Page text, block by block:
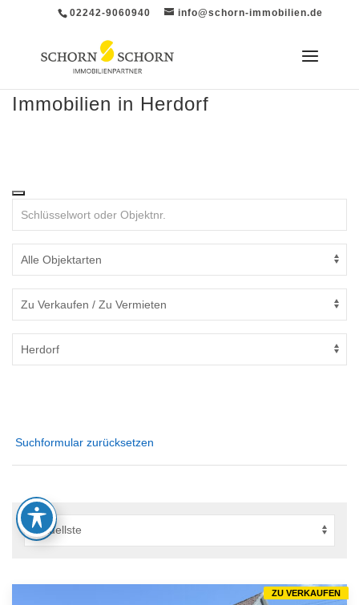
02242-9060940 info@schorn-immobilien.de
Immobilien in Herdorf
Suchformular zurücksetzen
ZU VERKAUFEN